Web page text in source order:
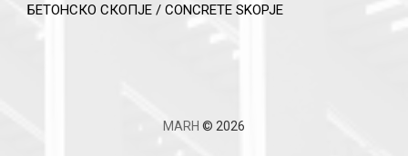
БЕТОНСКО СКОПЈЕ / CONCRETE SKOPJE
MARH © 2026